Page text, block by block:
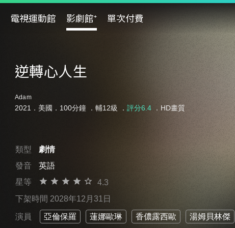
電視運動館 影劇館⁺ 單次付費
逆轉心人生
Adam
2021．美國．100分鐘 ． 輔12級 ． 評分6.4．HD畫質
類型
劇情
發音
英語
星等
4.3
下架時間 2028年12月31日
演員 亞倫保羅 蓮娜歐琳 香儂露西歐 湯姆貝林傑